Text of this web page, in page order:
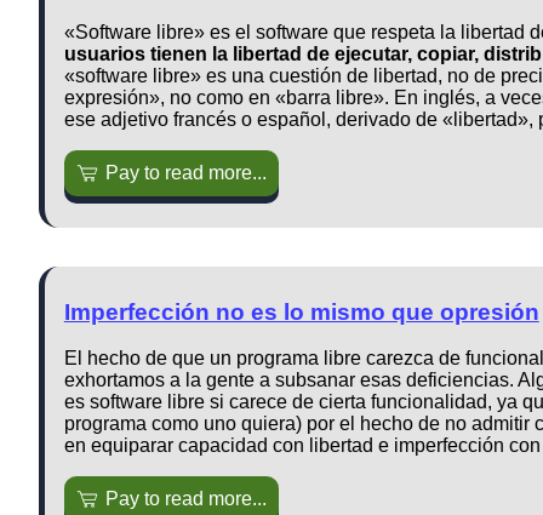
«Software libre» es el software que respeta la libertad
usuarios tienen la libertad de ejecutar, copiar,
«software libre» es una cuestión de libertad, no de
expresión», no como en «barra libre». En inglés, a
ese adjetivo francés o español, derivado de
Pay to read more...
Imperfección no es lo mismo que opresión
El hecho de que un programa libre carezca de
exhortamos a la gente a subsanar esas deficiencias.
es software libre si carece de cierta funcionalidad, ya
programa como uno quiera) por el hecho de no
en equiparar capacidad con libertad e imperfección
Pay to read more...